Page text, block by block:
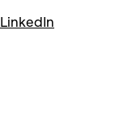
LinkedIn